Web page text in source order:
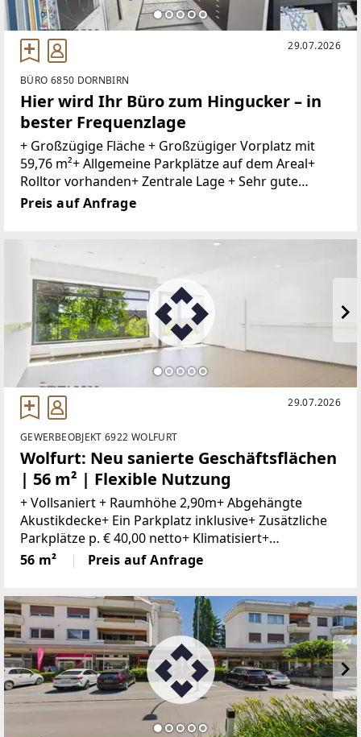
29.07.2026
BÜRO 6850 DORNBIRN
Hier wird Ihr Büro zum Hingucker – in
bester Frequenzlage
+ Großzügige Fläche + Großzügiger Vorplatz mit
59,76 m²+ Allgemeine Parkplätze auf dem Areal+
Rolltor vorhanden+ Zentrale Lage + Sehr gute
Infrastruktur+ Nahversorger und Dienstleister in
der Nähe + Öffentliche Verkehrsmittel
Preis auf Anfrage
29.07.2026
GEWERBEOBJEKT 6922 WOLFURT
Wolfurt: Neu sanierte Geschäftsflächen
| 56 m² | Flexible Nutzung
+ Vollsaniert + Raumhöhe 2,90m+ Abgehängte
Akustikdecke+ Ein Parkplatz inklusive+ Zusätzliche
Parkplätze p. € 40,00 netto+ Klimatisiert+
Kontrollierte Be- und Entlüftung+ Innovatives
Lichtkonzept+ WC+ Gute ErreichbarkeitIn
56 m² Preis auf Anfrage